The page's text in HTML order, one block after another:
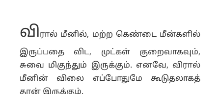
விரால் மீனில், மற்ற கெண்டை மீன்களில்
இருப்பதை விட, முட்கள் குறைவாகவும்,
சுவை மிகுந்தும் இருக்கும். எனவே, விரால்
மீனின் விலை எப்போதுமே கூடுதலாகத்
தான் இருக்கும்.